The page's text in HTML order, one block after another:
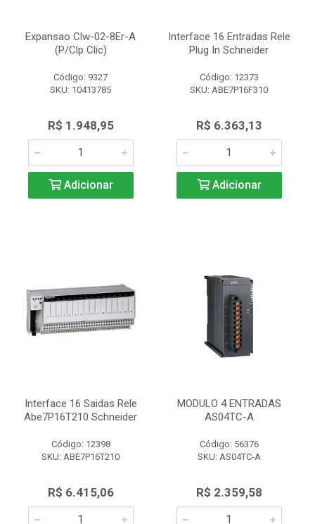
Expansao Clw-02-8Er-A
(P/Clp Clic)
Código: 9327
SKU: 10413785
R$ 1.948,95
Adicionar
Interface 16 Entradas Rele
Plug In Schneider
Código: 12373
SKU: ABE7P16F310
R$ 6.363,13
Adicionar
Interface 16 Saidas Rele
Abe7P16T210 Schneider
Código: 12398
SKU: ABE7P16T210
R$ 6.415,06
MODULO 4 ENTRADAS
AS04TC-A
Código: 56376
SKU: AS04TC-A
R$ 2.359,58